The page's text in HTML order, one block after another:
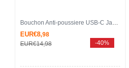
Bouchon Anti-poussiere USB-C Jack Type-C Universel H14 pour Apple iPhone 15 Pro Max Noir
EUR€8,98
EUR€14,98 -40%